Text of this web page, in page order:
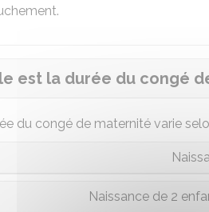
est la durée du congé
du congé de maternité varie
Naissance de 2